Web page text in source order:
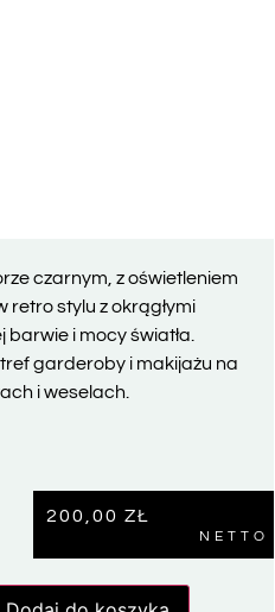
czarnym, z oświetleniem
retro stylu z okrągłymi
i mocy światła.
garderoby i makijażu na
i weselach.
200,00 ZŁ
NETTO